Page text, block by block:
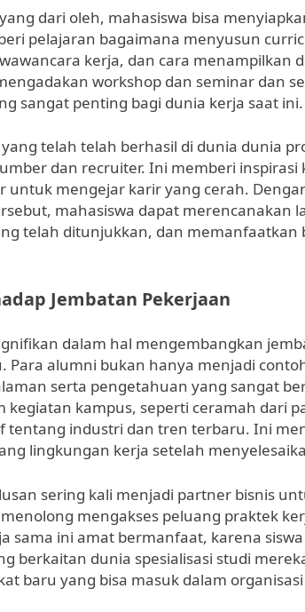
dari oleh, mahasiswa bisa
pelajaran bagaimana menyusun
kerja, dan cara menampilkan
workshop dan seminar dan
sangat penting bagi dunia kerja saat ini.
telah telah berhasil di dunia dunia
dan recruiter. Ini memberi
untuk mengejar karir yang cerah.
mahasiswa dapat merencanakan
telah ditunjukkan, dan memanfaatkan
Jembatan Pekerjaan
dalam hal mengembangkan
Para alumni bukan hanya menjadi
serta pengetahuan yang sangat
kegiatan kampus, seperti ceramah dari
tentang industri dan tren terbaru. Ini
lingkungan kerja setelah
sering kali menjadi partner bisnis
mengakses peluang praktek
sama ini amat bermanfaat, karena
berkaitan dunia spesialisasi studi
baru yang bisa masuk dalam